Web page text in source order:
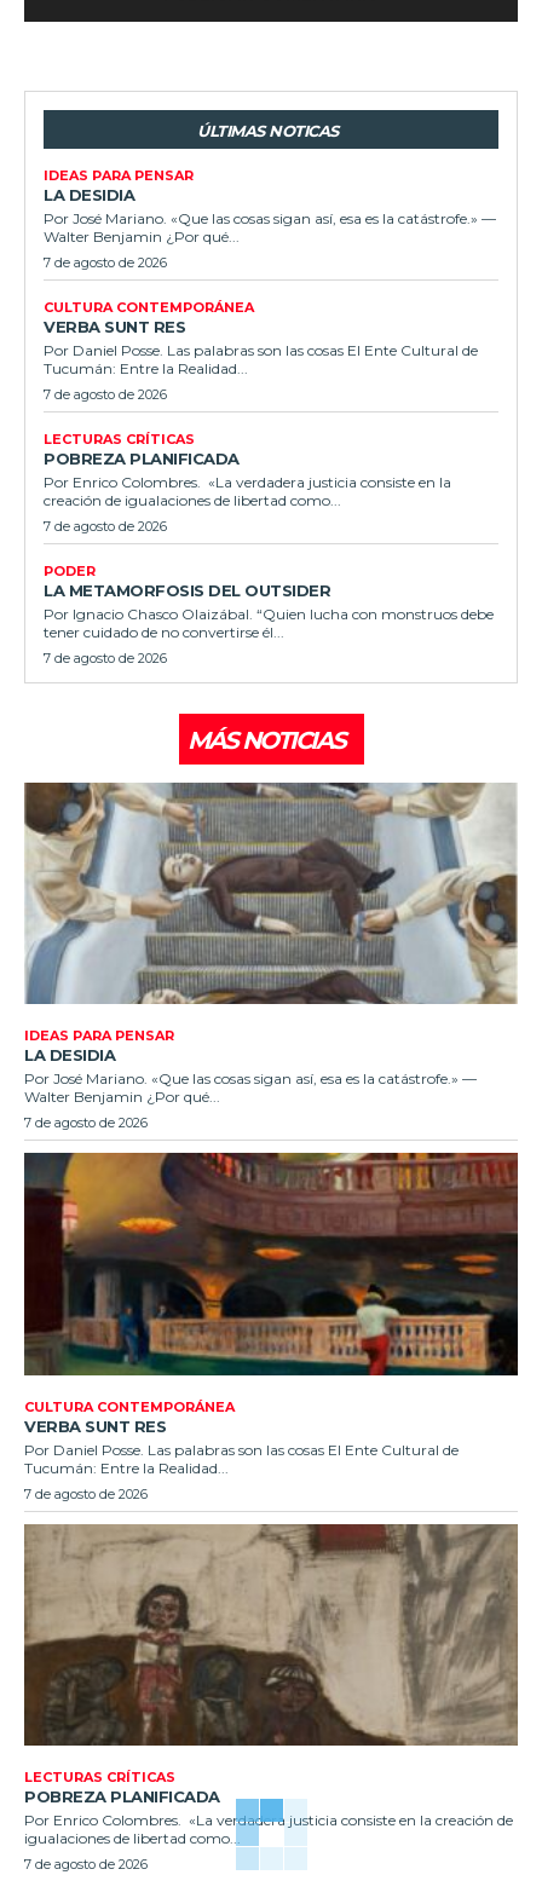
ÚLTIMAS NOTICAS
IDEAS PARA PENSAR
LA DESIDIA
Por José Mariano. «Que las cosas sigan así, esa es la catástrofe.» —
Walter Benjamin ¿Por qué...
7 de agosto de 2026
CULTURA CONTEMPORÁNEA
VERBA SUNT RES
Por Daniel Posse. Las palabras son las cosas El Ente Cultural de
Tucumán: Entre la Realidad...
7 de agosto de 2026
LECTURAS CRÍTICAS
POBREZA PLANIFICADA
Por Enrico Colombres. «La verdadera justicia consiste en la
creación de igualaciones de libertad como...
7 de agosto de 2026
PODER
LA METAMORFOSIS DEL OUTSIDER
Por Ignacio Chasco Olaizábal. “Quien lucha con monstruos debe
tener cuidado de no convertirse él...
7 de agosto de 2026
MÁS NOTICIAS
IDEAS PARA PENSAR
LA DESIDIA
Por José Mariano. «Que las cosas sigan así, esa es la catástrofe.» —
Walter Benjamin ¿Por qué...
7 de agosto de 2026
CULTURA CONTEMPORÁNEA
VERBA SUNT RES
Por Daniel Posse. Las palabras son las cosas El Ente Cultural de
Tucumán: Entre la Realidad...
7 de agosto de 2026
LECTURAS CRÍTICAS
POBREZA PLANIFICADA
Por Enrico Colombres. «La verdadera justicia consiste en la creación de
igualaciones de libertad como...
7 de agosto de 2026